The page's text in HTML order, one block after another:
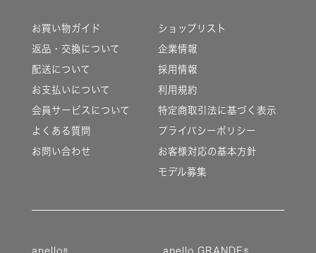
お買い物ガイド
返品・交換について
配送について
お支払いについて
会員サービスについて
よくある質問
お問い合わせ
ショップリスト
企業情報
採用情報
利用規約
特定商取引法に基づく表示
プライバシーポリシー
お客様対応の基本方針
モデル募集
anello® anello GRANDE®